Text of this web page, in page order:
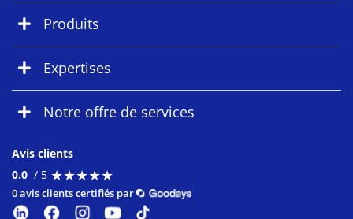
Produits
Expertises
Notre offre de services
Avis clients
0.0 / 5 ★★★★★
★★★★★
0 avis clients certifiés par